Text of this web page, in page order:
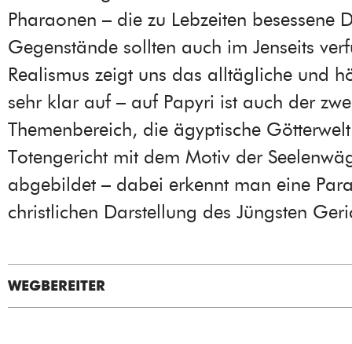
Pharaonen – die zu Lebzeiten besessene
Gegenstände sollten auch im Jenseits
Realismus zeigt uns das alltägliche und
sehr klar auf – auf Papyri ist auch der
Themenbereich, die ägyptische
Totengericht mit dem Motiv der
abgebildet – dabei erkennt man eine
christlichen Darstellung des Jüngsten
WEGBEREITER